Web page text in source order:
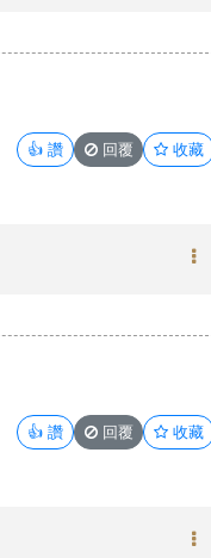
👍 讚 回覆 收藏
👍 讚 回覆 收藏